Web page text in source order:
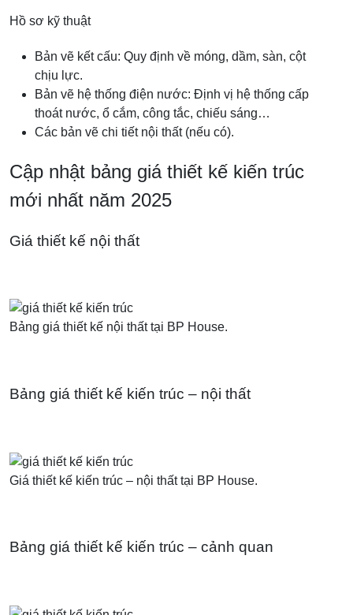
Hồ sơ kỹ thuật
Bản vẽ kết cấu: Quy định về móng, dầm, sàn, cột
chịu lực.
Bản vẽ hệ thống điện nước: Định vị hệ thống cấp
thoát nước, ổ cắm, công tắc, chiếu sáng…
Các bản vẽ chi tiết nội thất (nếu có).
Cập nhật bảng giá thiết kế kiến trúc
mới nhất năm 2025
Giá thiết kế nội thất
Bảng giá thiết kế nội thất tại BP House.
Bảng giá thiết kế kiến trúc – nội thất
Giá thiết kế kiến trúc – nội thất tại BP House.
Bảng giá thiết kế kiến trúc – cảnh quan